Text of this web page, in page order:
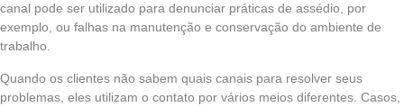
canal pode ser utilizado para denunciar práticas de assédio, por
exemplo, ou falhas na manutenção e conservação do ambiente de
trabalho.
Quando os clientes não sabem quais canais para resolver seus
problemas, eles utilizam o contato por vários meios diferentes. Casos,